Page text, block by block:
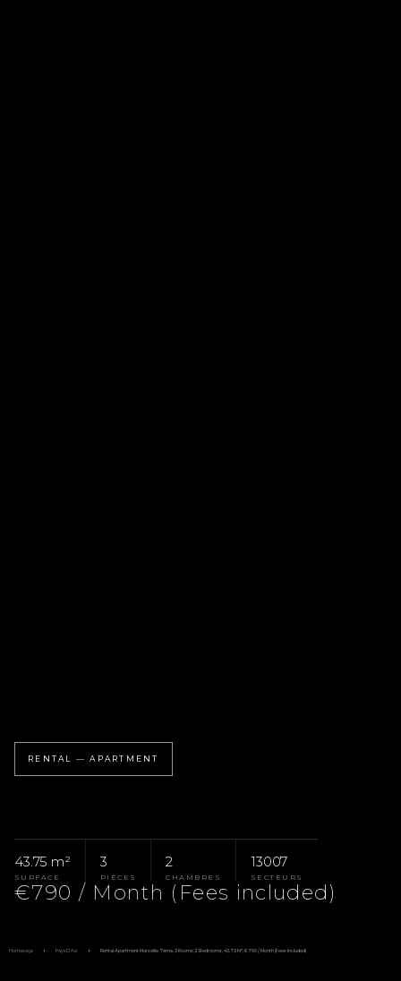
RENTAL — APARTMENT
43.75 m²
SURFACE
3
PIÈCES
2
CHAMBRES
13007
SECTEURS
€790 / Month (Fees included)
Homepage Pays D'Aix Rental Apartment Marseille 7ème, 3 Rooms, 2 Bedrooms, 43.75 M², €790 / Month (Fees Included)